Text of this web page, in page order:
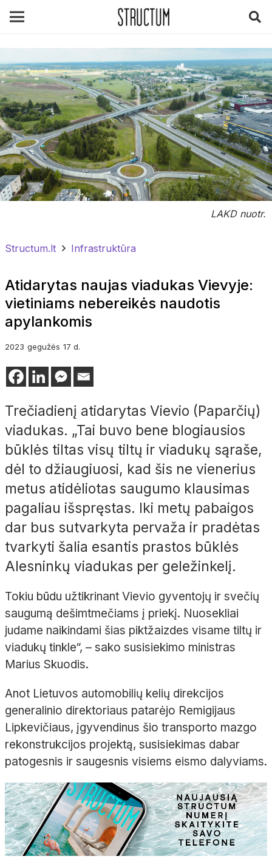
LAKD nuotr.
Structum.lt Infrastruktūra
Atidarytas naujas viadukas Vievyje:
vietiniams nebereikės naudotis
apylankomis
2023 gegužės 17 d.
Trečiadienį atidarytas Vievio (Paparčių)
viadukas. „Tai buvo bene blogiausios
būklės tiltas visų tiltų ir viadukų sąraše,
dėl to džiaugiuosi, kad šis ne vienerius
metus atidėliotas saugumo klausimas
pagaliau išspręstas. Iki metų pabaigos
dar bus sutvarkyta pervaža ir pradėtas
tvarkyti šalia esantis prastos būklės
Alesninkų viadukas per geležinkelį.
Tokiu būdu užtikrinant Vievio gyventojų ir svečių
saugumą dešimtmečiams į priekį. Nuosekliai
judame naikindami šias piktžaizdes visame tiltų ir
viadukų tinkle“, – sako susisiekimo ministras
Marius Skuodis.
Anot Lietuvos automobilių kelių direkcijos
generalinio direktoriaus patarėjo Remigijaus
Lipkevičiaus, įgyvendinus šio transporto mazgo
rekonstrukcijos projektą, susisiekimas dabar
patogesnis ir saugesnis visiems eismo dalyviams.